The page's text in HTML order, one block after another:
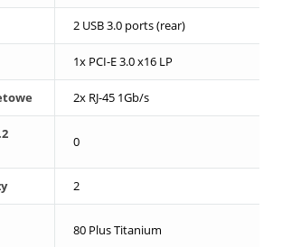
2 USB 3.0 ports (rear)
1x PCI-E 3.0 x16 LP
2x RJ-45 1Gb/s
0
2
80 Plus Titanium